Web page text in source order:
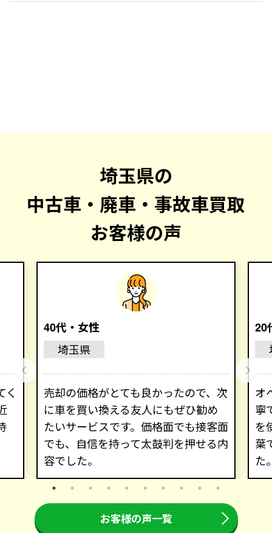
埼玉県の
中古車・廃車・事故車買取
お客様の声
く
40代・女性
埼玉県
売却の価格がとても良かったので、次
に車を買い換える友人にもぜひ勧め
たいサービスです。価格面でも接客面
でも、自信を持って太鼓判を押せる内
容でした。
20
オ
寧
を
葉
た
お客様の声一覧